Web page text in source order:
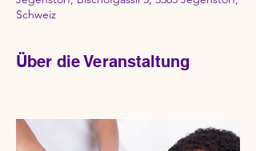
Schweiz
Über die Veranstaltung